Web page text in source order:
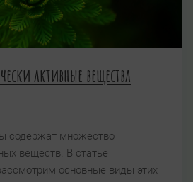
активные вещества
содержат множество
веществ. В статье
основные виды этих